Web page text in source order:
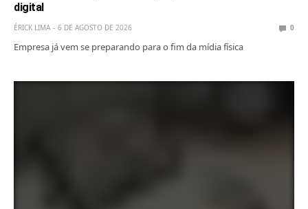
digital
ÉRICK LIMA 6 DE AGOSTO DE 2026 0
Empresa já vem se preparando para o fim da mídia física